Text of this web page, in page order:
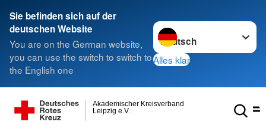
Sie befinden sich auf der
deutschen Website
You are on the German website,
you can use the switch to switch to
the English one
Sprache wechseln zu
Alles klar
Leipzig e.V.
Akademischer Kreisverband